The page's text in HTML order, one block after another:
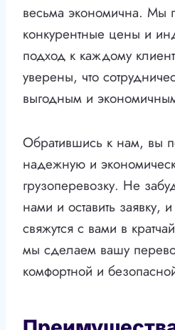
весьма экономична. Мы
конкурентные цены и
подход к каждому
уверены, что
выгодным и
Обратившись к нам, вы
надежную и
грузоперевозку. Не
нами и оставить заявку,
свяжутся с вами в
мы сделаем вашу
комфортной и